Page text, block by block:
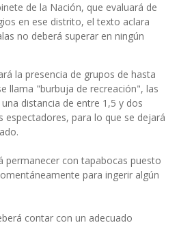
de la Nación, que evaluará de
en ese distrito, el texto aclara
no deberá superar en ningún
la presencia de grupos de hasta
llama "burbuja de recreación", las
distancia de entre 1,5 y dos
para lo que se dejará
permanecer con tapabocas puesto
para ingerir algún
contar con un adecuado